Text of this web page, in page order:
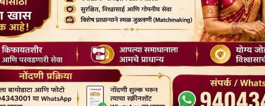
गई बुद्ध की मूर्ति स्थापित करने का प्रयास किया। हिंदू महंतों ने धर्मपाल और उनके
कारण बोधगया मंदिर मामला शुरू हुआ, जो एक कानूनी लड़ाई थी, जिसमें
ने भी महाविहार पर बौद्धों के अधिकारों को मान्यता देते हुए फैसले को
ने महाविहार के पास एक विश्राम गृह बनाने की योजना बनाई और
मानते हुए सभी बौद्धों को बोधगया से निकाल दिया।